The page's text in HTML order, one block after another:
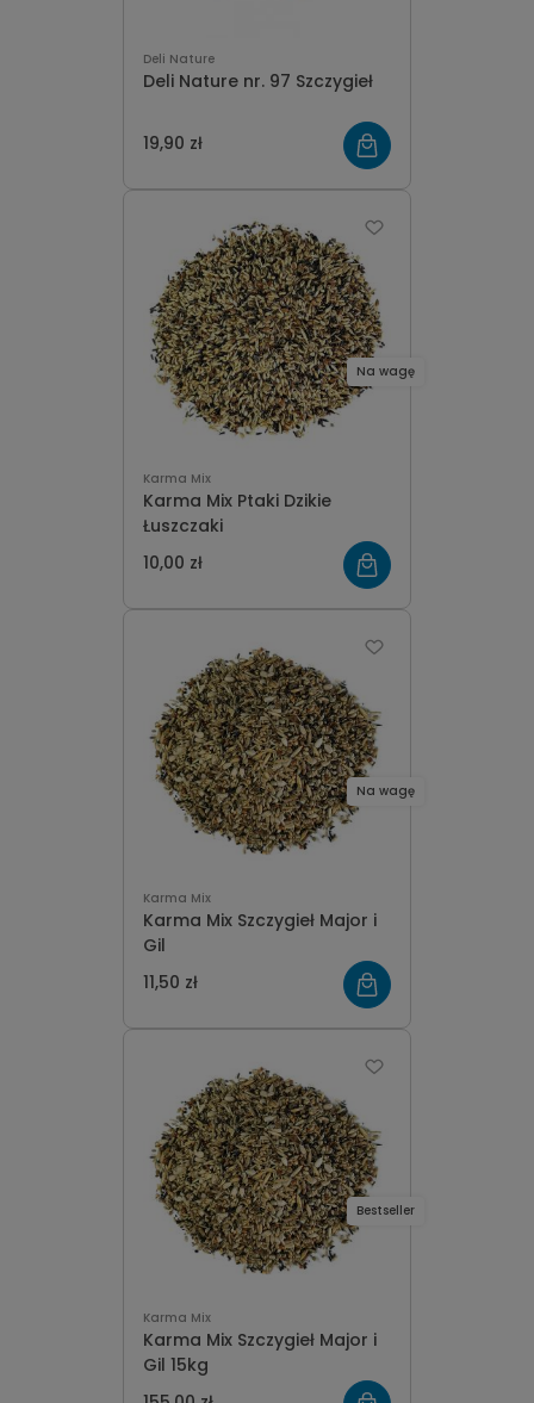
Deli Nature
Deli Nature nr. 97 Szczygieł
19,90 zł
Karma Mix
Karma Mix Ptaki Dzikie
Łuszczaki
10,00 zł
Na wagę
Karma Mix
Karma Mix Szczygieł Major i
Gil
11,50 zł
Na wagę
Karma Mix
Karma Mix Szczygieł Major i
Gil 15kg
Bestseller